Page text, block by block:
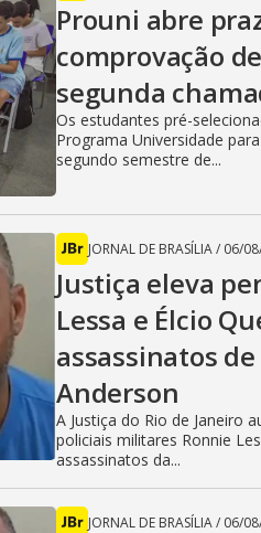
Prouni abre
comprovação
segunda
Os estudantes pré-
Programa Universidade
segundo semestre de...
JORNAL DE BRASÍLIA/ 06/
Justiça eleva
Lessa e Élcio
assassinatos
Anderson
A Justiça do Rio de Janeiro
policiais militares Ronnie
assassinatos da...
JORNAL DE BRASÍLIA/ 06/